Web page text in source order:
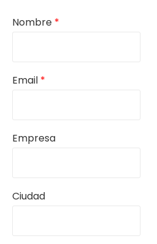
Nombre *
Email *
Empresa
Ciudad